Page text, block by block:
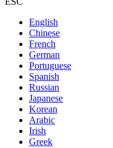
English
Chinese
French
German
Portuguese
Spanish
Russian
Japanese
Korean
Arabic
Irish
Greek